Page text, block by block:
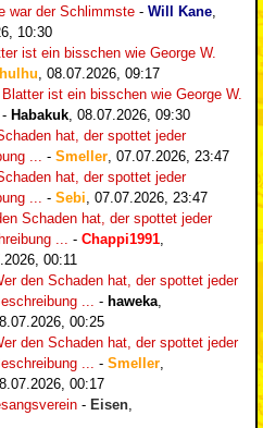
war der Schlimmste - Will Kane
10:30
ist ein bisschen wie George W.
08.07.2026, 09:17
ist ein bisschen wie George W.
- Habakuk 08.07.2026, 09:30
hat, der spottet jeder
...
- Smeller 07.07.2026, 23:47
hat, der spottet jeder
...
- Sebi 07.07.2026, 23:47
Schaden hat, der spottet jeder
...
- Chappi1991
00:11
den Schaden hat, der spottet jeder
...
- haweka
00:25
den Schaden hat, der spottet jeder
...
- Smeller
00:17
- Eisen